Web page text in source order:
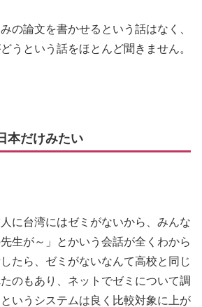
の論文を書かせるという話はなく、
うという話をほとんど聞きません。
本だけみたい
に台湾にはゼミがないから、みんな
生が～」とかいう会話が全くわから
たら、ゼミがないなんて高校と同じ
のもあり、ネットでゼミについて調
いうシステムは良く比較対象に上が